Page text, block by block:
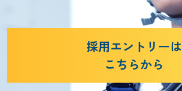
採用エントリーは
こちらから